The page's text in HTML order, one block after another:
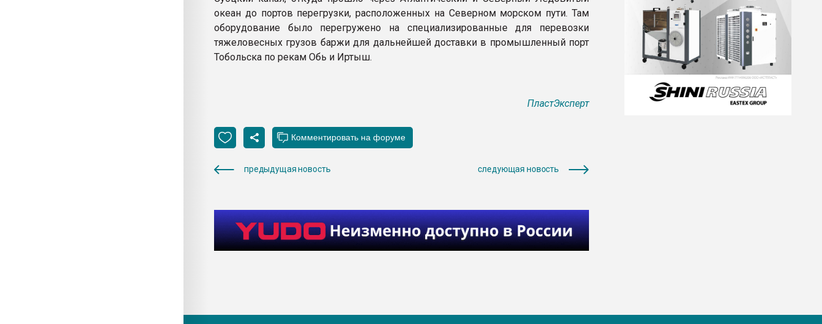
океан до портов перегрузки, расположенных на Северном морском пути. Там
оборудование было перегружено на специализированные для перевозки
тяжеловесных грузов баржи для дальнейшей доставки в промышленный порт
Тобольска по рекам Обь и Иртыш.
ПластЭксперт
предыдущая новость следующая новость